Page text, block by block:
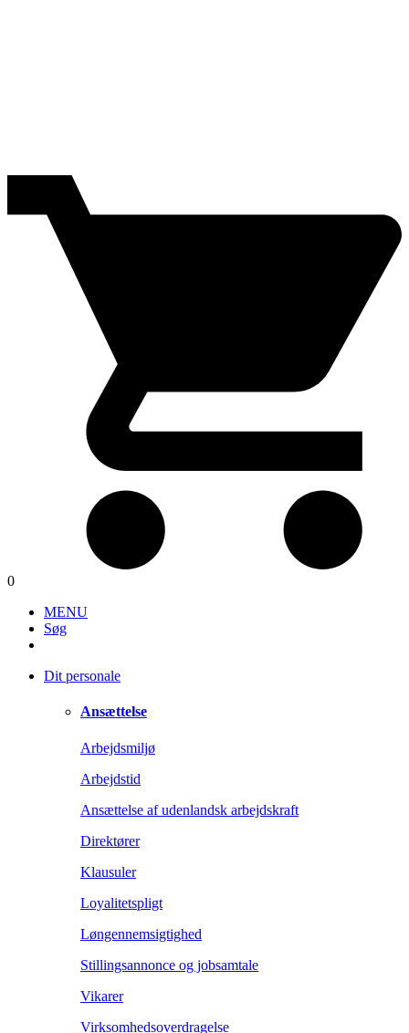
0
MENU
Søg
Dit personale
Ansættelse
Arbejdsmiljø
Arbejdstid
Ansættelse af udenlandsk arbejdskraft
Direktører
Klausuler
Loyalitetspligt
Løngennemsigtighed
Stillingsannonce og jobsamtale
Vikarer
Virksomhedsoverdragelse